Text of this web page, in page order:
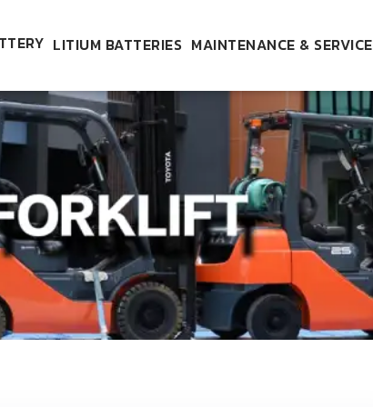
LITIUM BATTERIES MAINTENANCE & SERVICE